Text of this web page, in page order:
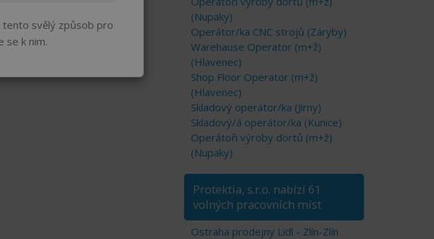
(Nupaky)
Operátor/ka CNC strojů (Záryby)
Warehause Operator (m+ž)
(Hlavenec)
Shop Floor Operator (m+ž)
(Hlavenec)
Skladový operátor/ka (Jirny)
Skladový/á operátor/ka (Kunice)
Operátoři výroby dortů (m+ž)
(Nupaky)
Protektia, s.r.o. nabízí 61
volných pracovních míst
Ostraha prodejny Lidl - Zlín-Zlín
tento svělý způsob pro
se k nim.